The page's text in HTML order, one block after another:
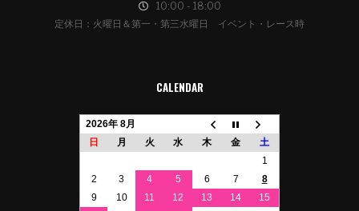
10:00 - 18:00
定休日：火曜日＆第一・第三水曜日 イベント・レース時
CALENDAR
2026年 8月
日
月 火 水 木 金
土
1
2
3 4 5 6 7
8
9
10 11 12 13 14
15